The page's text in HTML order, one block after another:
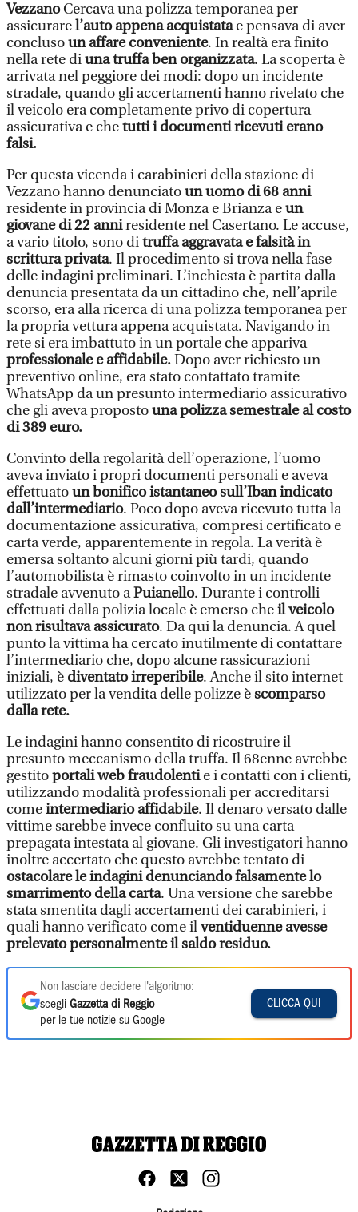
VezzanoCercava una polizza temporanea per
assicurarel’auto appena acquistatae pensava di aver
conclusoun affare conveniente. In realtà era finito
nella rete diuna truffa ben organizzata. La scoperta è
arrivata nel peggiore dei modi: dopo un incidente
stradale, quando gli accertamenti hanno rivelato che
il veicolo era completamente privo di copertura
assicurativa e chetutti i documenti ricevuti erano
falsi.
Per questa vicenda i carabinieri della stazione di
Vezzano hanno denunciatoun uomo di 68 anni
residente in provincia di Monza e Brianza eun
giovane di 22 anniresidente nel Casertano. Le accuse,
a vario titolo, sono ditruffa aggravata e falsità in
scrittura privata. Il procedimento si trova nella fase
delle indagini preliminari. L’inchiesta è partita dalla
denuncia presentata da un cittadino che, nell’aprile
scorso, era alla ricerca di una polizza temporanea per
la propria vettura appena acquistata. Navigando in
rete si era imbattuto in un portale che appariva
professionale e affidabile.Dopo aver richiesto un
preventivo online, era stato contattato tramite
WhatsApp da un presunto intermediario assicurativo
che gli aveva propostouna polizza semestrale al costo
di 389 euro.
Convinto della regolarità dell’operazione, l’uomo
aveva inviato i propri documenti personali e aveva
effettuatoun bonifico istantaneo sull’Iban indicato
dall’intermediario. Poco dopo aveva ricevuto tutta la
documentazione assicurativa, compresi certificato e
carta verde, apparentemente in regola. La verità è
emersa soltanto alcuni giorni più tardi, quando
l’automobilista è rimasto coinvolto in un incidente
stradale avvenuto aPuianello. Durante i controlli
effettuati dalla polizia locale è emerso cheil veicolo
non risultava assicurato. Da qui la denuncia. A quel
punto la vittima ha cercato inutilmente di contattare
l’intermediario che, dopo alcune rassicurazioni
iniziali, è diventato irreperibile. Anche il sito internet
utilizzato per la vendita delle polizze èscomparso
dalla rete.
Le indagini hanno consentito di ricostruire il
presunto meccanismo della truffa. Il 68enne avrebbe
gestitoportali web fraudolentie i contatti con i clienti,
utilizzando modalità professionali per accreditarsi
comeintermediario affidabile. Il denaro versato dalle
vittime sarebbe invece confluito su una carta
prepagata intestata al giovane. Gli investigatori hanno
inoltre accertato che questo avrebbe tentato di
ostacolare le indagini denunciando falsamente lo
smarrimento della carta. Una versione che sarebbe
stata smentita dagli accertamenti dei carabinieri, i
quali hanno verificato come ilventiduenne avesse
prelevato personalmente il saldo residuo.
Non lasciare decidere l'algoritmo:
scegli Gazzetta di Reggio
per le tue notizie su Google
CLICCA QUI